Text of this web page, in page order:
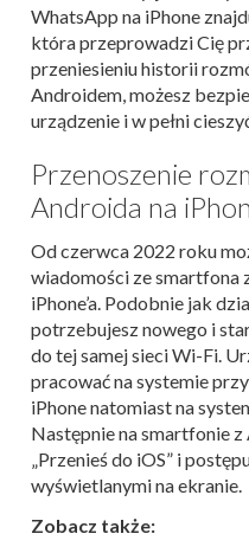
WhatsApp na iPhone
która przeprowadzi Cię
przeniesieniu historii
Androidem, możesz
urządzenie i w pełni
Przenoszenie
Androida na
Od czerwca 2022 roku
wiadomości ze smartfona
iPhone’a. Podobnie jak
potrzebujesz nowego i
do tej samej sieci Wi-Fi.
pracować na systemie
iPhone natomiast na
Następnie na smartfonie
„Przenieś do iOS” i
wyświetlanymi na ekranie.
Zobacz także: